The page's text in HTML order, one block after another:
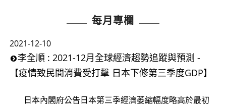
重大消息：RFP美國註冊財務策劃師協會大中華管理中心就冒名RFP
每月專欄
2021-12-10
李全順 : 2021-12月全球經濟趨勢追蹤與預測 -
【疫情致民間消費受打擊 日本下修第三季度GDP】
日本內閣府公告日本第三季經濟萎縮幅度略高於最初